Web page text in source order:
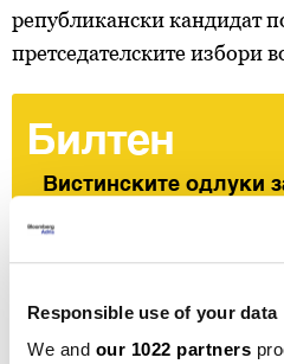
Responsible use of your data
We and our 1022 partners
републикански кандидат
претседателските избори
Билтен
Вистинските одлуки